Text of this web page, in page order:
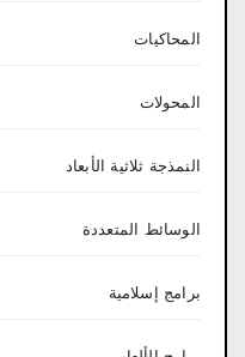
المحاكيات
المحولات
النمذجة ثلاثية الأبعاد
الوسائط المتعددة
برامج إسلامية